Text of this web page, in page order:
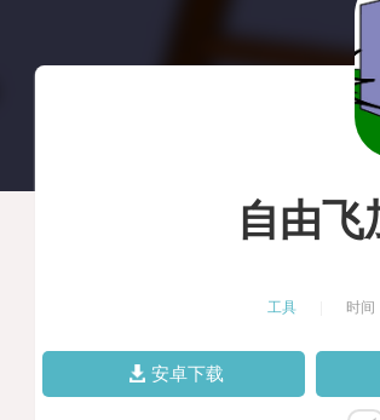
自由飞
工具 时间
安卓下载